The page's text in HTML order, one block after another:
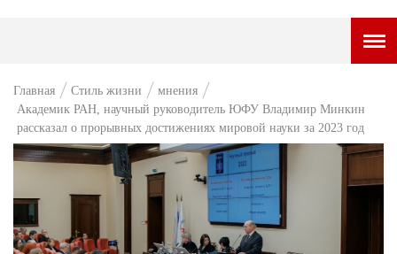
ГОРОДСКОЙ ПОРТАЛ
НОВОСТИ
ВОПРОС НЕДЕЛИ
ПРЕМЬЕРА
ТАМ И ТУТ
Главная Стиль жизни
мнения
Академик РАН, научный руководитель ЮФУ Владимир Минкин
рассказал о прорывных достижениях мировой науки за 2023 год